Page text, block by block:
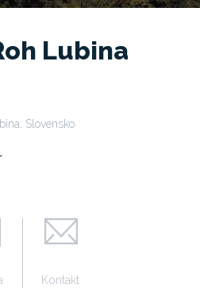
Lubina
Slovensko
Kontakt